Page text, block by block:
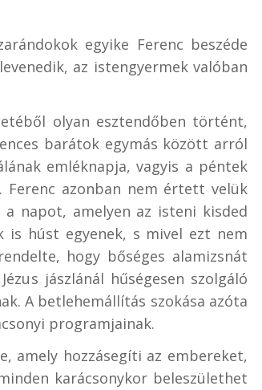
egyike Ferenc beszéde
az istengyermek valóban
olyan esztendőben történt,
barátok egymás között arról
emléknapja, vagyis a péntek
azonban nem értett velük
napot, amelyen az isteni kisded
is húst egyenek, s mivel ezt nem
hogy bőséges alamizsnát
jászlánál hűségesen szolgáló
A betlehemállítás szokása azóta
programjainak.
amely hozzásegíti az embereket,
karácsonykor beleszülethet